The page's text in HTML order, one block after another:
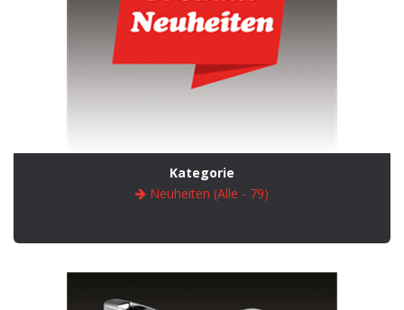
Kategorie
Neuheiten (Alle - 79)